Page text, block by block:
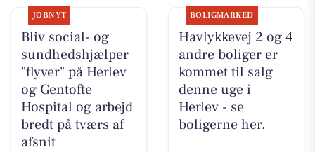
JOBNYT
Bliv social- og
sundhedshjælper
"flyver" på Herlev
og Gentofte
Hospital og arbejd
bredt på tværs af
afsnit
BOLIGMARKED
Havlykkevej 2 og 4
andre boliger er
kommet til salg
denne uge i
Herlev - se
boligerne her.